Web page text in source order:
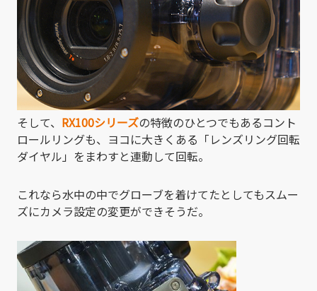
そして、 RX100シリーズの特徴のひとつでもあるコント
ロールリングも、ヨコに大きくある「レンズリング回転
ダイヤル」をまわすと連動して回転。
これなら水中の中でグローブを着けてたとしてもスムー
ズにカメラ設定の変更ができそうだ。